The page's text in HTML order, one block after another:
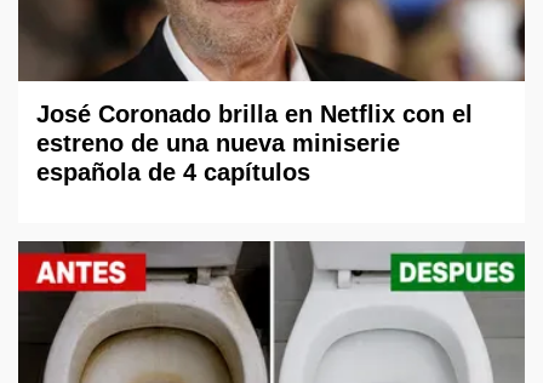
José Coronado brilla en Netflix con el
estreno de una nueva miniserie
española de 4 capítulos